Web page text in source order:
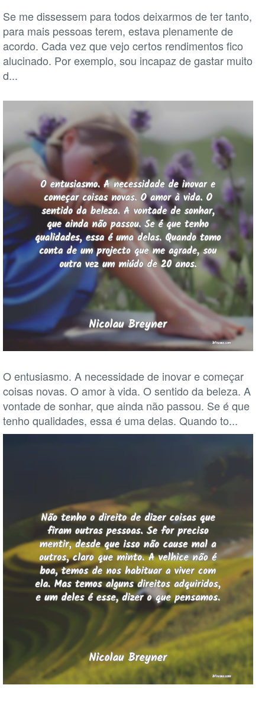
Se me dissessem para todos deixarmos de ter tanto,
para mais pessoas terem, estava plenamente de
acordo. Cada vez que vejo certos rendimentos fico
alucinado. Por exemplo, sou incapaz de gastar muito
d...
O entusiasmo. A necessidade de inovar e começar
coisas novas. O amor à vida. O sentido da beleza. A
vontade de sonhar, que ainda não passou. Se é que
tenho qualidades, essa é uma delas. Quando to...